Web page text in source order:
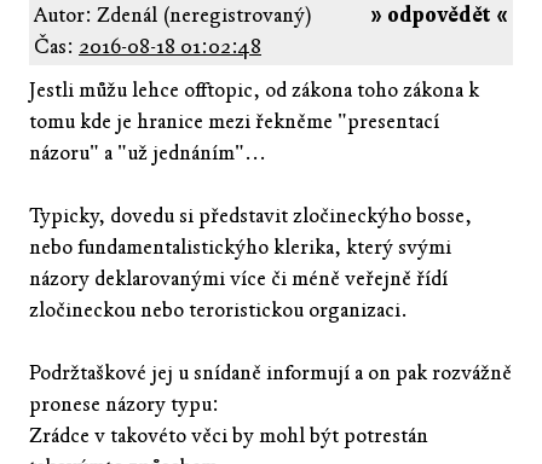
» odpovědět «
Autor: Zdenál (neregistrovaný)
Čas: 2016-08-18 01:02:48
Jestli můžu lehce offtopic, od zákona toho zákona k
tomu kde je hranice mezi řekněme "presentací
názoru" a "už jednáním"...
Typicky, dovedu si představit zločineckýho bosse,
nebo fundamentalistickýho klerika, který svými
názory deklarovanými více či méně veřejně řídí
zločineckou nebo teroristickou organizaci.
Podržtaškové jej u snídaně informují a on pak rozvážně
pronese názory typu:
Zrádce v takovéto věci by mohl být potrestán